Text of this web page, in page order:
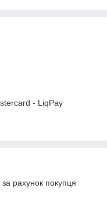
- LiqPay
рахунок покупця